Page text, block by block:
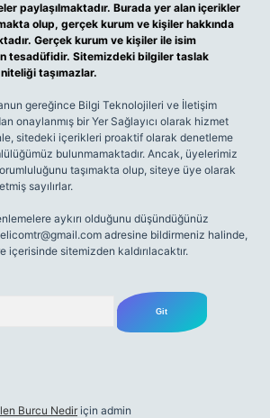
paylaşılmaktadır. Burada yer alan içerikler
olup, gerçek kurum ve kişiler hakkında
Gerçek kurum ve kişiler ile isim
tesadüfidir. Sitemizdeki bilgiler taslak
taşımazlar.
gereğince Bilgi Teknolojileri ve İletişim
onaylanmış bir Yer Sağlayıcı olarak hizmet
sitedeki içerikleri proaktif olarak denetleme
bulunmamaktadır. Ancak, üyelerimiz
taşımakta olup, siteye üye olarak
sayılırlar.
aykırı olduğunu düşündüğünüz
adresine bildirmeniz halinde,
içerisinde sitemizden kaldırılacaktır.
Burcu Nedir için admin